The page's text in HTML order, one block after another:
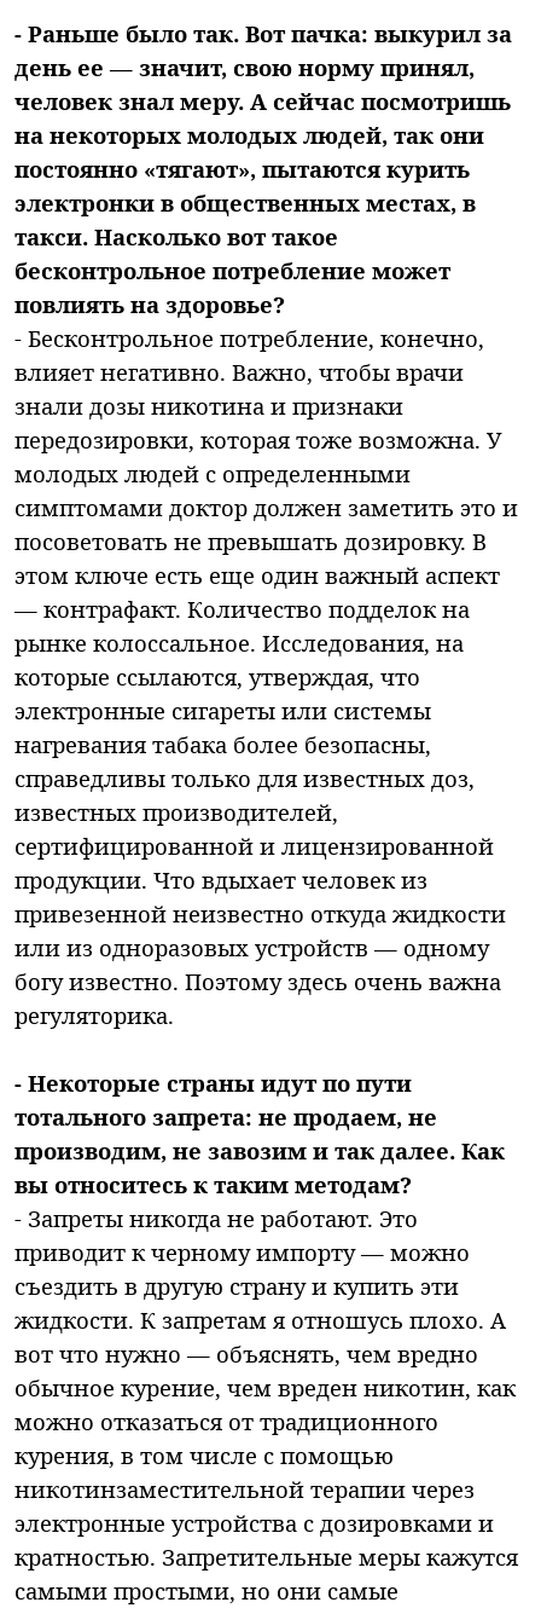
- Раньше было так. Вот пачка: выкурил за
день ее — значит, свою норму принял,
человек знал меру. А сейчас посмотришь
на некоторых молодых людей, так они
постоянно «тягают», пытаются курить
электронки в общественных местах, в
такси. Насколько вот такое
бесконтрольное потребление может
повлиять на здоровье?
- Бесконтрольное потребление, конечно,
влияет негативно. Важно, чтобы врачи
знали дозы никотина и признаки
передозировки, которая тоже возможна. У
молодых людей с определенными
симптомами доктор должен заметить это и
посоветовать не превышать дозировку. В
этом ключе есть еще один важный аспект
— контрафакт. Количество подделок на
рынке колоссальное. Исследования, на
которые ссылаются, утверждая, что
электронные сигареты или системы
нагревания табака более безопасны,
справедливы только для известных доз,
известных производителей,
сертифицированной и лицензированной
продукции. Что вдыхает человек из
привезенной неизвестно откуда жидкости
или из одноразовых устройств — одному
богу известно. Поэтому здесь очень важна
регуляторика.
- Некоторые страны идут по пути
тотального запрета: не продаем, не
производим, не завозим и так далее. Как
вы относитесь к таким методам?
- Запреты никогда не работают. Это
приводит к черному импорту — можно
съездить в другую страну и купить эти
жидкости. К запретам я отношусь плохо. А
вот что нужно — объяснять, чем вредно
обычное курение, чем вреден никотин, как
можно отказаться от традиционного
курения, в том числе с помощью
никотинзаместительной терапии через
электронные устройства с дозировками и
кратностью. Запретительные меры кажутся
самыми простыми, но они самые